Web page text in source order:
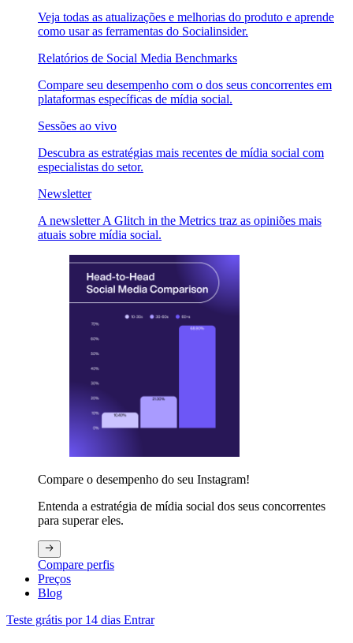
Veja todas as atualizações e melhorias do produto e aprende
como usar as ferramentas do Socialinsider.
Relatórios de Social Media Benchmarks
Compare seu desempenho com o dos seus concorrentes em
plataformas específicas de mídia social.
Sessões ao vivo
Descubra as estratégias mais recentes de mídia social com
especialistas do setor.
Newsletter
A newsletter A Glitch in the Metrics traz as opiniões mais
atuais sobre mídia social.
Compare o desempenho do seu Instagram!
Entenda a estratégia de mídia social dos seus concorrentes
para superar eles.
Compare perfis
Preços
Blog
Teste grátis por 14 dias Entrar